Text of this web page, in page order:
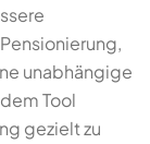
unabhängige
Tool
gezielt zu